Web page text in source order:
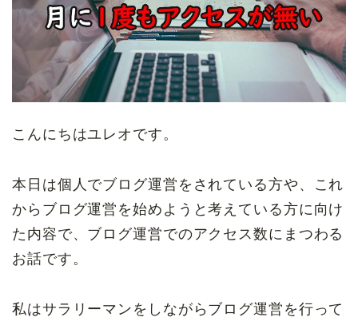
こんにちはユレオです。
本日は個人でブログ運営をされている方や、これ
からブログ運営を始めようと考えている方に向け
た内容で、ブログ運営でのアクセス数にまつわる
お話です。
私はサラリーマンをしながらブログ運営を行って